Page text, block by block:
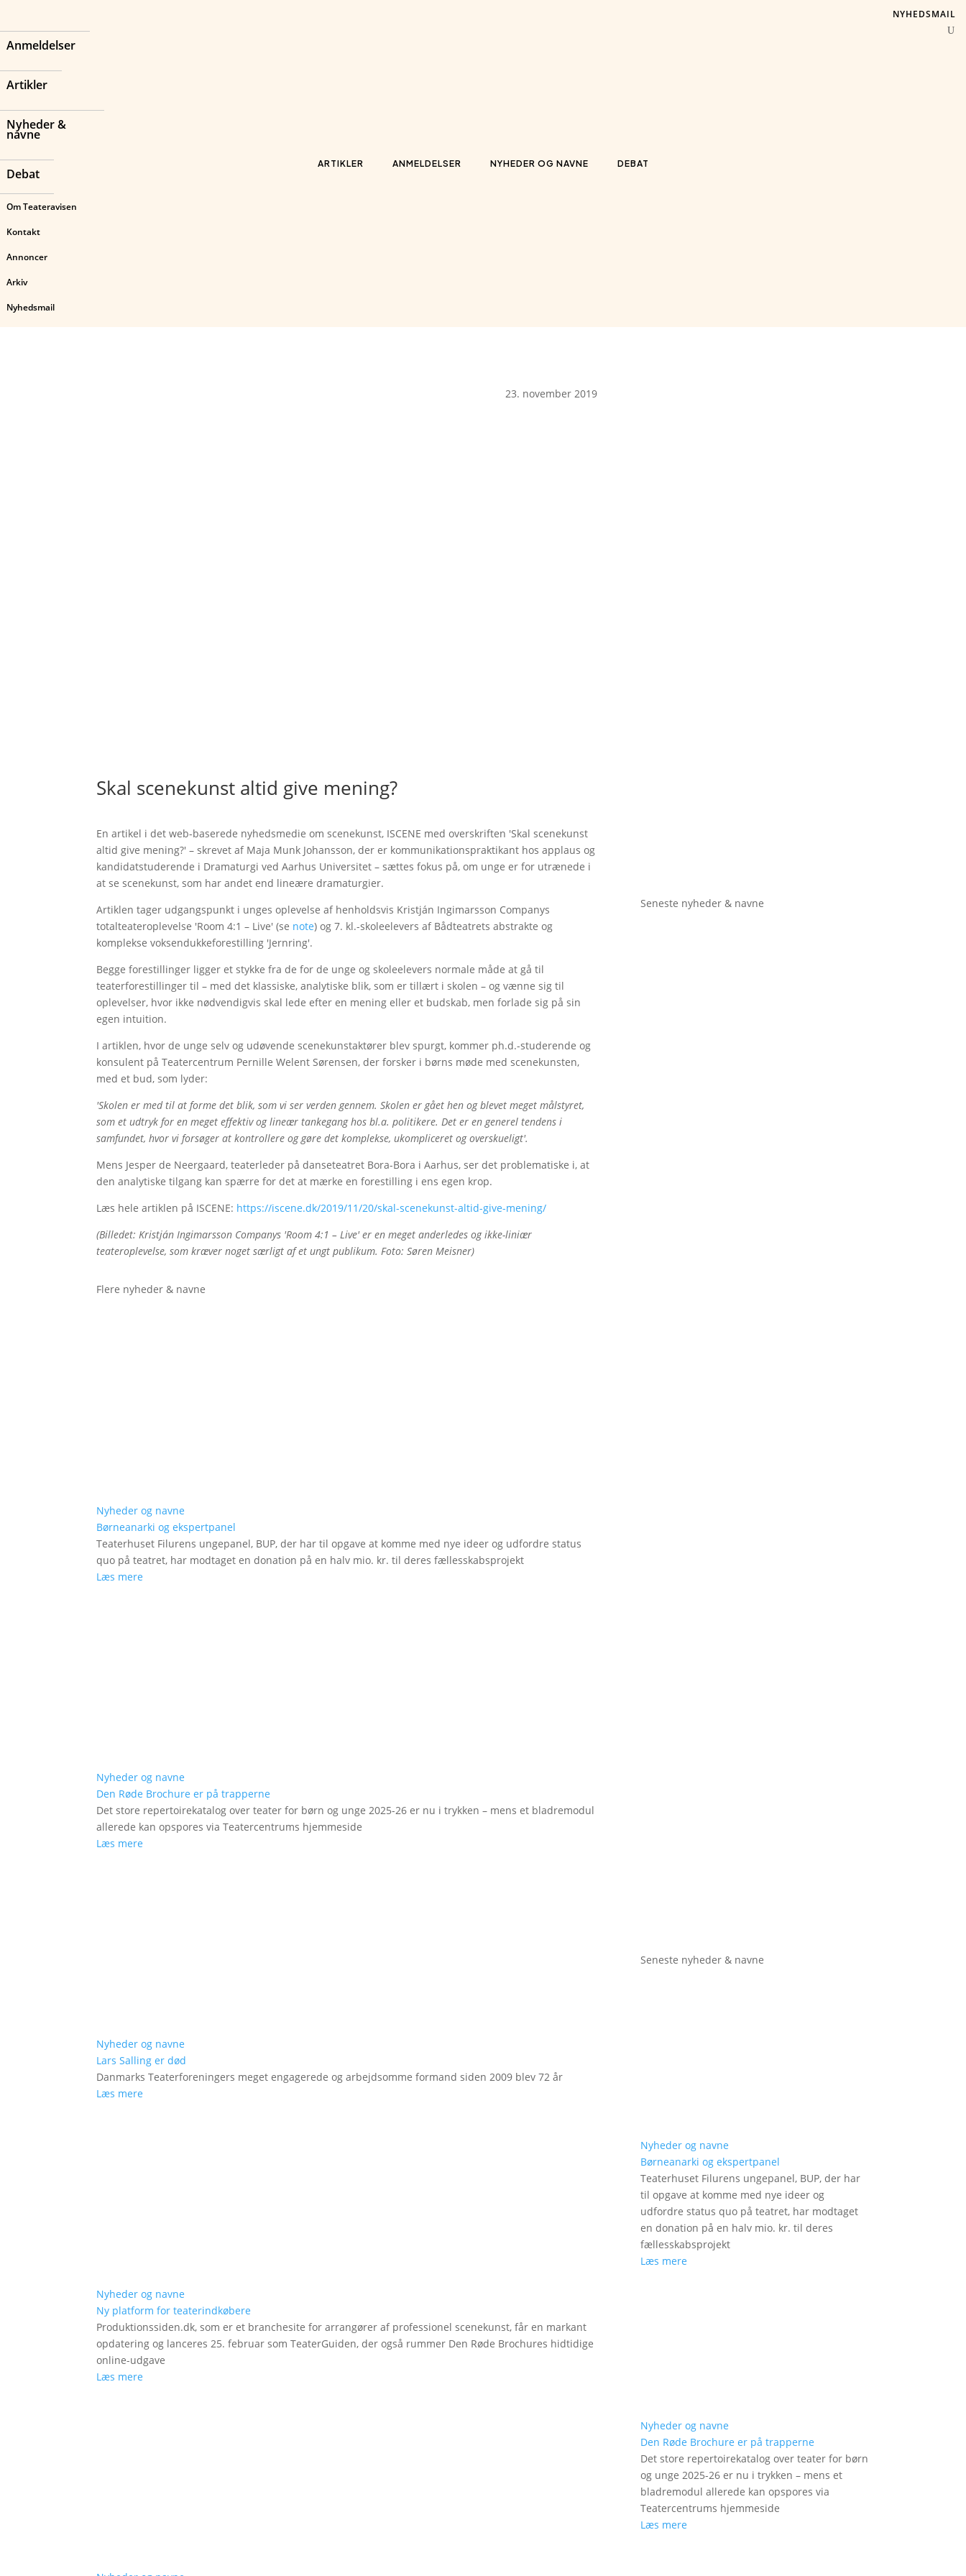
Anmeldelser
Artikler
Nyheder &
navne
Debat
Om Teateravisen
Kontakt
Annoncer
Arkiv
Nyhedsmail
ARTIKLER ANMELDELSER NYHEDER OG NAVNE DEBAT
NYHEDSMAIL
23. november 2019
Skal scenekunst altid give mening?
En artikel i det web-baserede nyhedsmedie om scenekunst, ISCENE med overskriften 'Skal scenekunst
altid give mening?' – skrevet af Maja Munk Johansson, der er kommunikationspraktikant hos applaus og
kandidatstuderende i Dramaturgi ved Aarhus Universitet – sættes fokus på, om unge er for utrænede i
at se scenekunst, som har andet end lineære dramaturgier.
Artiklen tager udgangspunkt i unges oplevelse af henholdsvis Kristján Ingimarsson Companys
totalteateroplevelse 'Room 4:1 – Live' (se note) og 7. kl.-skoleelevers af Bådteatrets abstrakte og
komplekse voksendukkeforestilling 'Jernring'.
Begge forestillinger ligger et stykke fra de for de unge og skoleelevers normale måde at gå til
teaterforestillinger til – med det klassiske, analytiske blik, som er tillært i skolen – og vænne sig til
oplevelser, hvor ikke nødvendigvis skal lede efter en mening eller et budskab, men forlade sig på sin
egen intuition.
I artiklen, hvor de unge selv og udøvende scenekunstaktører blev spurgt, kommer ph.d.-studerende og
konsulent på Teatercentrum Pernille Welent Sørensen, der forsker i børns møde med scenekunsten,
med et bud, som lyder:
'Skolen er med til at forme det blik, som vi ser verden gennem. Skolen er gået hen og blevet meget målstyret,
som et udtryk for en meget effektiv og lineær tankegang hos bl.a. politikere. Det er en generel tendens i
samfundet, hvor vi forsøger at kontrollere og gøre det komplekse, ukompliceret og overskueligt'.
Mens Jesper de Neergaard, teaterleder på danseteatret Bora-Bora i Aarhus, ser det problematiske i, at
den analytiske tilgang kan spærre for det at mærke en forestilling i ens egen krop.
Læs hele artiklen på ISCENE: https://iscene.dk/2019/11/20/skal-scenekunst-altid-give-mening/
(Billedet: Kristján Ingimarsson Companys 'Room 4:1 – Live' er en meget anderledes og ikke-liniær
teateroplevelse, som kræver noget særligt af et ungt publikum. Foto: Søren Meisner)
Flere nyheder & navne
Nyheder og navne
Børneanarki og ekspertpanel
Teaterhuset Filurens ungepanel, BUP, der har til opgave at komme med nye ideer og udfordre status
quo på teatret, har modtaget en donation på en halv mio. kr. til deres fællesskabsprojekt
Læs mere
Nyheder og navne
Den Røde Brochure er på trapperne
Det store repertoirekatalog over teater for børn og unge 2025-26 er nu i trykken – mens et bladremodul
allerede kan opspores via Teatercentrums hjemmeside
Læs mere
Nyheder og navne
Lars Salling er død
Danmarks Teaterforeningers meget engagerede og arbejdsomme formand siden 2009 blev 72 år
Læs mere
Nyheder og navne
Ny platform for teaterindkøbere
Produktionssiden.dk, som er et branchesite for arrangører af professionel scenekunst, får en markant
opdatering og lanceres 25. februar som TeaterGuiden, der også rummer Den Røde Brochures hidtidige
online-udgave
Læs mere
Seneste nyheder & navne
Seneste nyheder & navne
Nyheder og navne
Børneanarki og ekspertpanel
Teaterhuset Filurens ungepanel, BUP, der har
til opgave at komme med nye ideer og
udfordre status quo på teatret, har modtaget
en donation på en halv mio. kr. til deres
fællesskabsprojekt
Læs mere
Nyheder og navne
Den Røde Brochure er på trapperne
Det store repertoirekatalog over teater for børn
og unge 2025-26 er nu i trykken – mens et
bladremodul allerede kan opspores via
Teatercentrums hjemmeside
Læs mere